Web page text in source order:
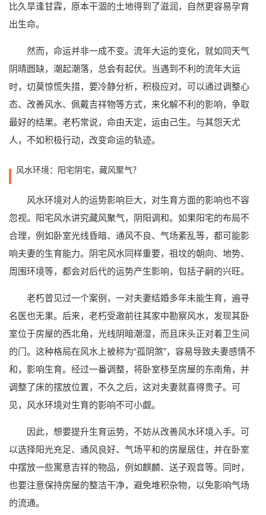
比久旱逢甘霖，原本干涸的土地得到了滋润，自然更容易孕育
出生命。
然而，命运并非一成不变。流年大运的变化，就如同天气
阴晴圆缺，潮起潮落，总会有起伏。当遇到不利的流年大运
时，切莫惊慌失措，要冷静分析，积极应对。可以通过调整心
态、改善风水、佩戴吉祥物等方式，来化解不利的影响，争取
最好的结果。老朽常说，命由天定，运由己生。与其怨天尤
人，不如积极行动，改变命运的轨迹。
风水环境：阳宅阴宅，藏风聚气？
风水环境对人的运势影响巨大，对生育方面的影响也不容
忽视。阳宅风水讲究藏风聚气，阴阳调和。如果阳宅的布局不
合理，例如卧室光线昏暗、通风不良、气场紊乱等，都可能影
响夫妻的生育能力。阴宅风水同样重要，祖坟的朝向、地势、
周围环境等，都会对后代的运势产生影响，包括子嗣的兴旺。
老朽曾见过一个案例，一对夫妻结婚多年未能生育，遍寻
名医也无果。后来，老朽受邀前往其家中勘察风水，发现其卧
室位于房屋的西北角，光线阴暗潮湿，而且床头正对着卫生间
的门。这种格局在风水上被称为“孤阴煞”，容易导致夫妻感情不
和，影响生育。经过一番调整，将卧室移至房屋的东南角，并
调整了床的摆放位置，不久之后，这对夫妻就喜得贵子。可
见，风水环境对生育的影响不可小觑。
因此，想要提升生育运势，不妨从改善风水环境入手。可
以选择阳光充足、通风良好、气场平和的房屋居住，并在卧室
中摆放一些寓意吉祥的物品，例如麒麟、送子观音等。同时，
也要注意保持房屋的整洁干净，避免堆积杂物，以免影响气场
的流通。